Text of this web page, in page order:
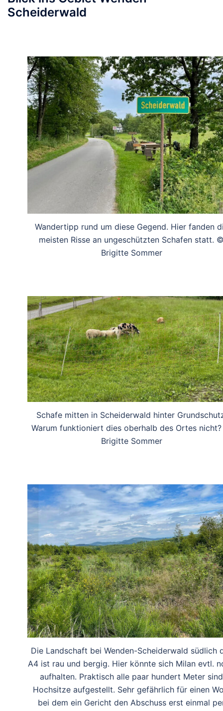
Scheiderwald
Wandertipp rund um diese Gegend. Hier fanden
meisten Risse an ungeschützten Schafen statt.
Brigitte Sommer
Schafe mitten in Scheiderwald hinter
Warum funktioniert dies oberhalb des Ortes
Brigitte Sommer
Die Landschaft bei Wenden-Scheiderwald südlich
A4 ist rau und bergig. Hier könnte sich Milan evtl.
aufhalten. Praktisch alle paar hundert Meter sind
Hochsitze aufgestellt. Sehr gefährlich für einen
bei dem ein Gericht den Abschuss erst einmal